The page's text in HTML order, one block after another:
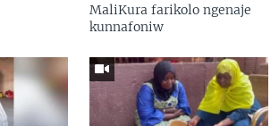
MaliKura farikolo ngenaje
kunnafoniw